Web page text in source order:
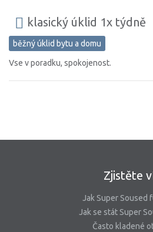
klasický úklid 1x týdně
běžný úklid bytu a domu
Vse v poradku, spokojenost.
Zjistěte
Jak Super Soused
Jak se stát Super
Často kladené